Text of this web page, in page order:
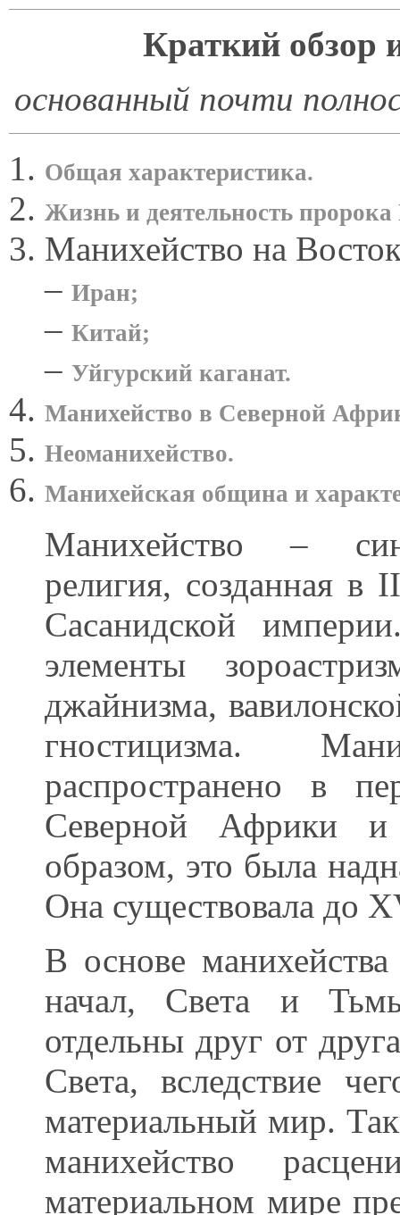
Краткий обзор
основанный почти
Общая характеристика.
Жизнь и деятельность
Манихейство на
– Иран;
– Китай;
– Уйгурский каганат.
Манихейство в Северной
Неоманихейство.
Манихейская община и
Манихейство –
религия, созданная
Сасанидской
элементы
джайнизма,
гностицизма.
распространено в
Северной Африки
образом, это была
Она существовала до
В основе
начал, Света и
отдельны друг от
Света, вследствие
материальный мир.
манихейство
материальном мире